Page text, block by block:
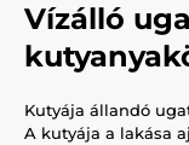
Vízálló
Kutyája állandó
A kutyája a lakása